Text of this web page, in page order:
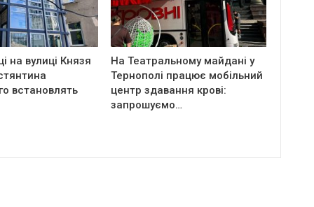
на вулиці Князя
встановлять
На Театральному майдані у
Тернополі працює мобільний
центр здавання крові:
запрошуємо…